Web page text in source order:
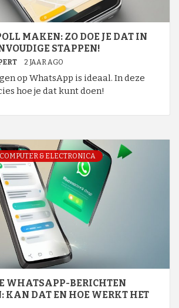
MAKEN: ZO DOE JE DAT IN
STAPPEN!
2 JAAR AGO
op WhatsApp is ideaal. In deze
hoe je dat kunt doen!
COMPUTER & ELECTRONICA
WHATSAPP-BERICHTEN
KAN DAT EN HOE WERKT HET